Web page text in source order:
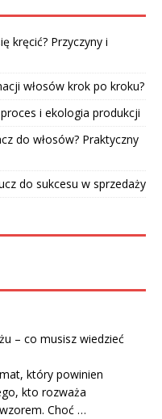
kręcić? Przyczyny i
włosów krok po kroku?
i ekologia produkcji
do włosów? Praktyczny
do sukcesu w sprzedaży
– co musisz wiedzieć
który powinien
kto rozważa
Choć …